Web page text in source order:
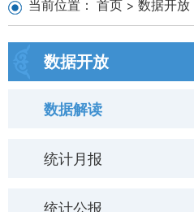
当前位置： 首页 > 数据开放
数据开放
数据解读
统计月报
统计公报